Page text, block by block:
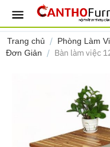
Trang chủ / Phòng Làm
Đơn Giản
/ Bàn làm việc